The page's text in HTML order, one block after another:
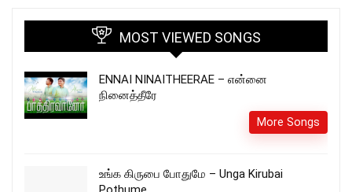
MOST VIEWED SONGS
ENNAI NINAITHEERAE – என்னை
நினைத்தீரே
More Songs
உங்க கிருபை போதுமே – Unga Kirubai